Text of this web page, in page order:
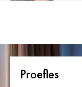
Proefles